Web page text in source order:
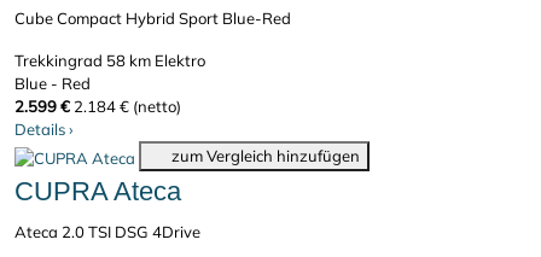
Cube Compact Hybrid Sport Blue-Red
Trekkingrad 58 km Elektro
Blue - Red
2.599 € 2.184 € (netto)
Details›
zum Vergleich hinzufügen
CUPRA Ateca
Ateca 2.0 TSI DSG 4Drive